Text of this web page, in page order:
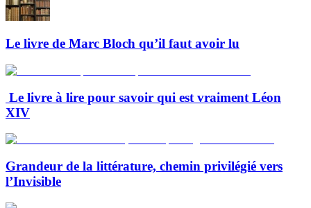
Le livre de Marc Bloch qu’il faut avoir lu
Le livre à lire pour savoir qui est vraiment Léon
XIV
Grandeur de la littérature, chemin privilégié vers
l’Invisible